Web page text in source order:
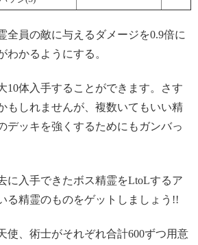
全員の敵に与えるダメージを0.9倍に
わかるようにする。
10体入手することができます。さす
もしれませんが、複数いてもいい精
デッキを強くするためにもガンバっ
に入手できたボス精霊をLtoLするア
る精霊のものをゲットしましょう!!
使、術士がそれぞれ合計600ずつ用意